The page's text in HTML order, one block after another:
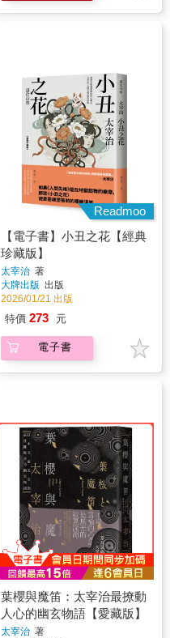
Readmoo
【電子書】小丑之花【經典
珍藏版】
太宰治 著
大牌出版 出版
2026/01/21 出版
特價 273 元
電子書
葉櫻與魔笛：太宰治最撩動
人心的幽玄物語【愛藏版】
太宰治 著